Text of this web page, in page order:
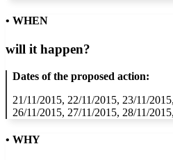
• WHEN
will it happen?
Dates of the proposed action:
21/11/2015, 22/11/2015, 23/11/
26/11/2015, 27/11/2015, 28/11/
• WHY